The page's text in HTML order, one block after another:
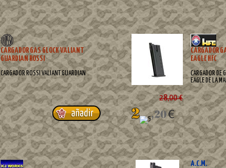
CARGADOR GAS GLOCK VALIANT
GUARDIAN ROSSI
CARGADOR ROSSI VALIANT GUARDIAN
CARGADOR
EAGLE HFC
CARGADOR DE
EAGLE DE LA
28,00 €
A.C.M.